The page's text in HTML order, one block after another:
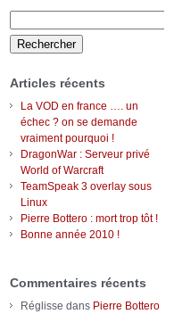
Articles récents
La VOD en france …. un
échec ? on se demande
vraiment pourquoi !
DragonWar : Serveur privé
World of Warcraft
TeamSpeak 3 overlay sous
Linux
Pierre Bottero : mort trop tôt !
Bonne année 2010 !
Commentaires récents
Réglisse dans Pierre Bottero